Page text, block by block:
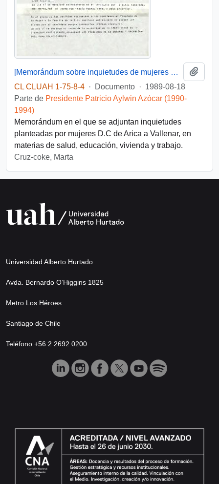
[Memorándum sobre inquietudes de mujeres D.C]
CL CLUAH 1-75-8-4 · Documento · 1989-08-18
Parte de Presidente Patricio Aylwin Azócar (1990-
1994)
Memorándum en el que se adjuntan inquietudes
planteadas por mujeres D.C de Arica a Vallenar, en
materias de salud, educación, vivienda y trabajo.
Cruz-coke, Marta
Universidad Alberto Hurtado
Avda. Bernardo O’Higgins 1825
Metro Los Héroes
Santiago de Chile
Teléfono +56 2 2692 0200